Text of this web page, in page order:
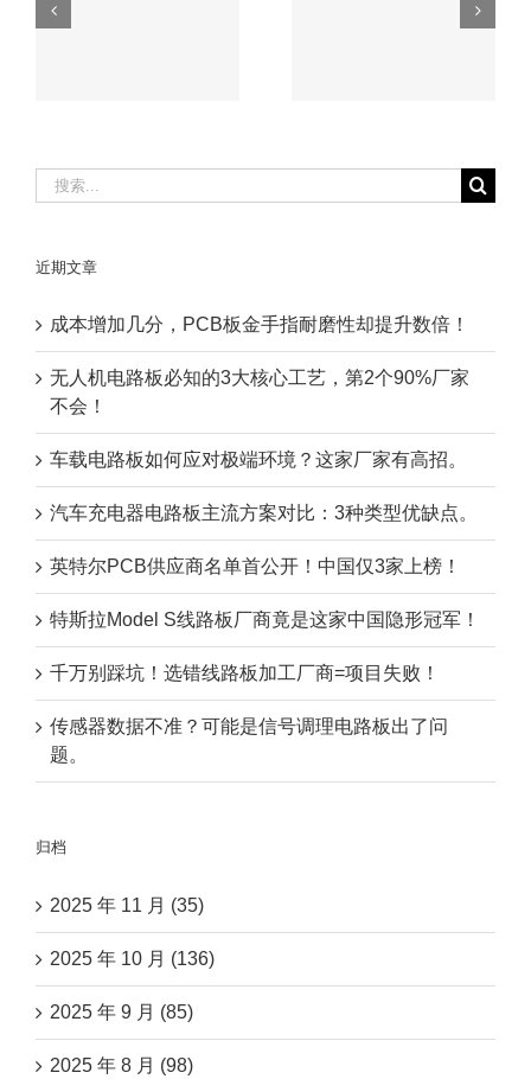
车载电路板如何应
索：
近期文章
成本增加几分，PCB板金手指耐磨性却提升数倍！
无人机电路板必知的3大核心工艺，第2个90%厂家
不会！
车载电路板如何应对极端环境？这家厂家有高招。
汽车充电器电路板主流方案对比：3种类型优缺点。
英特尔PCB供应商名单首公开！中国仅3家上榜！
特斯拉Model S线路板厂商竟是这家中国隐形冠军！
千万别踩坑！选错线路板加工厂商=项目失败！
传感器数据不准？可能是信号调理电路板出了问
题。
归档
2025 年 11 月 (35)
2025 年 10 月 (136)
2025 年 9 月 (85)
2025 年 8 月 (98)